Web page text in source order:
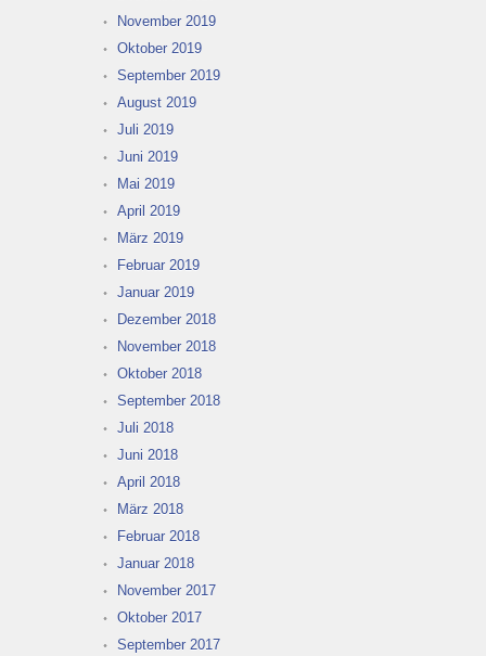
November 2019
Oktober 2019
September 2019
August 2019
Juli 2019
Juni 2019
Mai 2019
April 2019
März 2019
Februar 2019
Januar 2019
Dezember 2018
November 2018
Oktober 2018
September 2018
Juli 2018
Juni 2018
April 2018
März 2018
Februar 2018
Januar 2018
November 2017
Oktober 2017
September 2017